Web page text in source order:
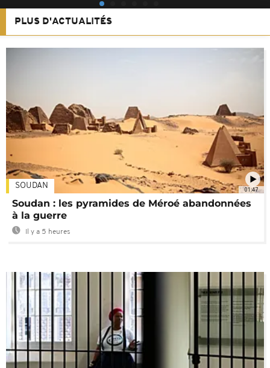
PLUS D'ACTUALITÉS
01:47
SOUDAN
Soudan : les pyramides de Méroé abandonnées
à la guerre
Il y a 5 heures